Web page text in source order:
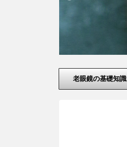
老眼鏡の基礎知識